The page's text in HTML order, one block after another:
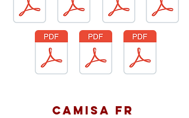
camisa fr